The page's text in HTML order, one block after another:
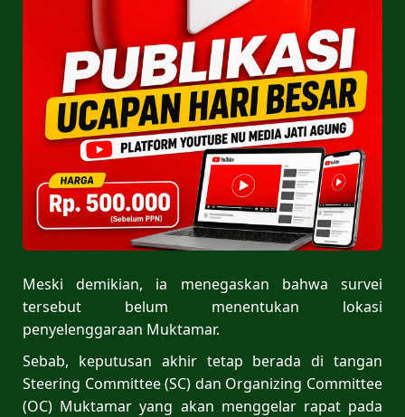
Meski demikian, ia menegaskan bahwa survei
tersebut belum menentukan lokasi
penyelenggaraan Muktamar.
Sebab, keputusan akhir tetap berada di tangan
Steering Committee (SC) dan Organizing Committee
(OC) Muktamar yang akan menggelar rapat pada